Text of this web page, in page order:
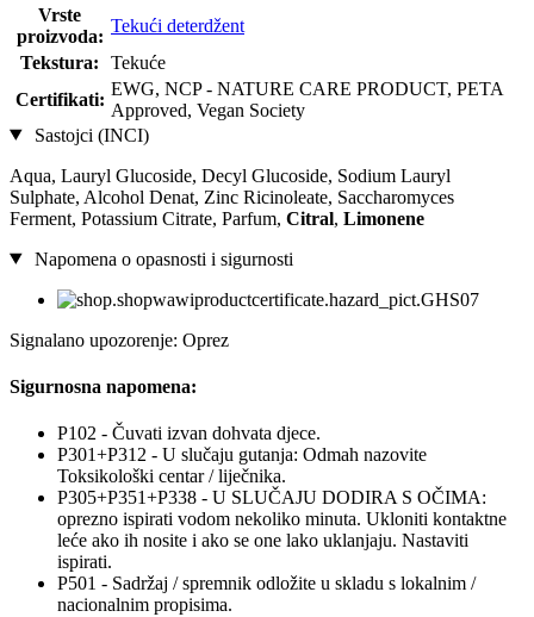
Vrste
proizvoda:
Tekući deterdžent
Tekstura:
Tekuće
Certifikati:
EWG, NCP - NATURE CARE PRODUCT, PETA
Approved, Vegan Society
Sastojci (INCI)
Aqua, Lauryl Glucoside, Decyl Glucoside, Sodium Lauryl
Sulphate, Alcohol Denat, Zinc Ricinoleate, Saccharomyces
Ferment, Potassium Citrate, Parfum, Citral, Limonene
Napomena o opasnosti i sigurnosti
Signalano upozorenje: Oprez
Sigurnosna napomena:
P102 - Čuvati izvan dohvata djece.
P301+P312 - U slučaju gutanja: Odmah nazovite
Toksikološki centar / liječnika.
P305+P351+P338 - U SLUČAJU DODIRA S OČIMA:
oprezno ispirati vodom nekoliko minuta. Ukloniti kontaktne
leće ako ih nosite i ako se one lako uklanjaju. Nastaviti
ispirati.
P501 - Sadržaj / spremnik odložite u skladu s lokalnim /
nacionalnim propisima.